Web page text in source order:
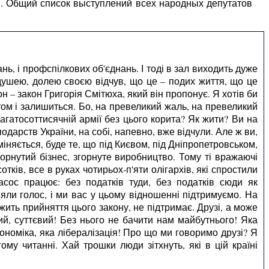
і профспілкових об'єднань. І тоді в зал виходить дуже
душею, долею своєю відчув, що це – подих життя, що це
– закон Григорія Смітюха, який він пропонує. Я хотів би
і залишиться. Бо, на превеликий жаль, на превеликий
армії без цього корита? Як жити? Ви на
України, на собі, напевно, вже відчули. Але ж ви,
буде те, що під Києвом, під Дніпропетровськом,
бізнес, згорнуте виробництво. Тому ті вражаючі
все в руках чотирьох-п'яти олігархів, які спростили
працює: без податків туди, без податків сюди як
голос, і ми вас у цьому відношенні підтримуємо. На
прийняття цього закону, не підтримає. Друзі, а може
суттєвий! Без нього не бачити нам майбутнього! Яка
яка лібералізація! Про що ми говоримо друзі? Я
читанні. Хай трошки люди зітхнуть, які в цій країні